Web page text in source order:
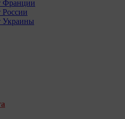
Франции
Украины